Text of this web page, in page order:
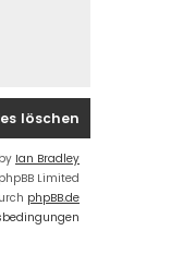
löschen
Ian Bradley
Limited
phpBB.de